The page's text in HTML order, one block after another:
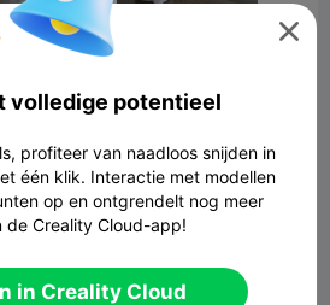
3D -model

volledige potentieel
profiteer van naadloos snijden in
één klik. Interactie met modellen
op en ontgrendelt nog meer
de Creality Cloud-app!
in Creality Cloud